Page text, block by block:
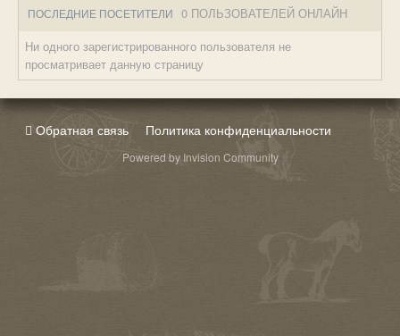
ПОСЛЕДНИЕ ПОСЕТИТЕЛИ 0 ПОЛЬЗОВАТЕЛЕЙ ОНЛАЙН
Ни одного зарегистрированного пользователя не
просматривает данную страницу
Обратная связь Политика конфиденциальности
Powered by Invision Community